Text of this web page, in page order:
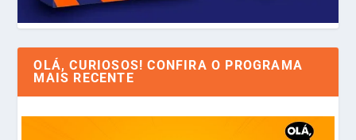
OLÁ, CURIOSOS! CONFIRA O PROGRAMA
MAIS RECENTE